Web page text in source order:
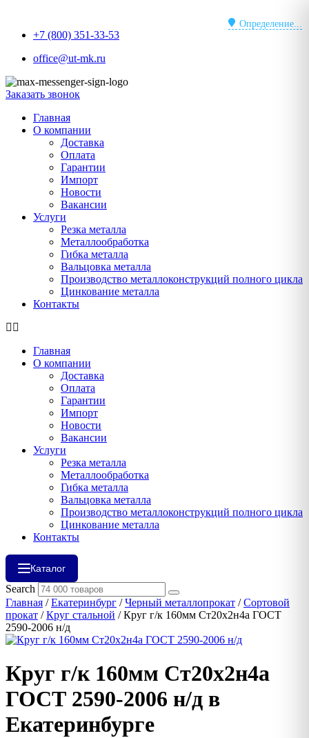
содержимому
Определение...
+7 (800) 351-33-53
office@ut-mk.ru
Заказать звонок
Главная
О компании
Доставка
Оплата
Гарантии
Импорт
Новости
Вакансии
Услуги
Резка металла
Металлообработка
Гибка металла
Вальцовка металла
Производство металлоконструкций полного цикла
Цинкование металла
Контакты
Главная
О компании
Доставка
Оплата
Гарантии
Импорт
Новости
Вакансии
Услуги
Резка металла
Металлообработка
Гибка металла
Вальцовка металла
Производство металлоконструкций полного цикла
Цинкование металла
Контакты
Каталог
Search
Главная /Екатеринбург /Черный металлопрокат /Сортовой
прокат /Круг стальной / Круг г/к 160мм Ст20х2н4а ГОСТ
2590-2006 н/д
Круг г/к 160мм Ст20х2н4а
ГОСТ 2590-2006 н/д в
Екатеринбурге